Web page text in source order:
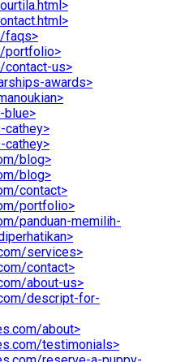
faqs>
portfolio>
contact-us>
awards>
blue>
cathey>
cathey>
blog>
blog>
contact>
portfolio>
panduan-memilih-
services>
contact>
about-us>
descript-for-
about>
testimonials>